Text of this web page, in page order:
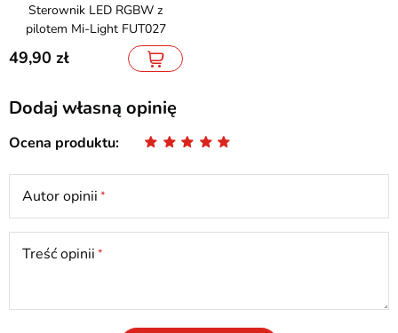
Sterownik LED RGBW z
pilotem Mi-Light FUT027
49,90
Dodaj własną opinię
Ocena produktu
Autor opinii
Treść opinii